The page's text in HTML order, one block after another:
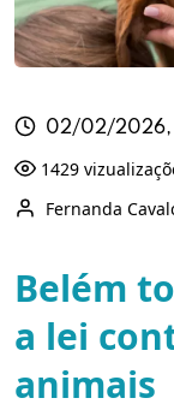
02/02/2026,
1429
Fernanda
Belém
a lei
animais